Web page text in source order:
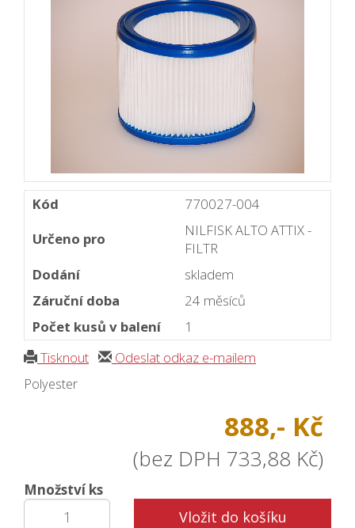
Kód
770027-004
Určeno pro
NILFISK ALTO ATTIX -
FILTR
Dodání
skladem
Záruční doba
24 měsíců
Počet kusů v balení
1
Tisknout
Odeslat odkaz e-mailem
Polyester
888,- Kč
(bez DPH 733,88 Kč)
Množství ks
Vložit do košíku